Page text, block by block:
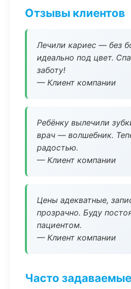
Отзывы клиентов
Лечили кариес — без
идеально под цвет.
заботу!
— Клиент компании
Ребёнку вылечили
врач — волшебник.
радостью.
— Клиент компании
Цены адекватные,
прозрачно. Буду
пациентом.
— Клиент компании
Часто